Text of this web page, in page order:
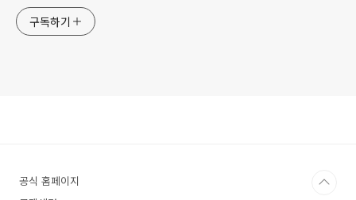
구독하기
공식 홈페이지